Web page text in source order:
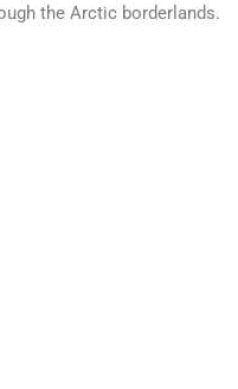
the Arctic borderlands.